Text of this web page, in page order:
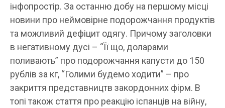
інфопростір. За останню добу на першому місці
новини про неймовірне подорожчання продуктів
та можливий дефіцит одягу. Причому заголовки
в негативному дусі – “Її що, доларами
поливають” про подорожчання капусти до 150
рублів за кг, “Голими будемо ходити” – про
закриття представництв закордонних фірм. В
топі також стаття про реакцію іспанців на війну,